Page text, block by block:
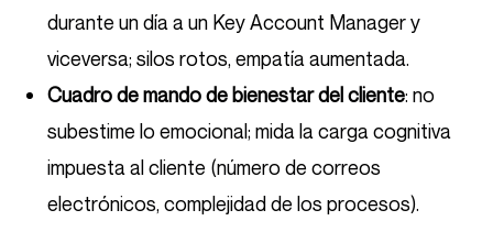
durante un día a un Key Account Manager y
viceversa; silos rotos, empatía aumentada.
Cuadro de mando de bienestar del cliente: no
subestime lo emocional; mida la carga cognitiva
impuesta al cliente (número de correos
electrónicos, complejidad de los procesos).